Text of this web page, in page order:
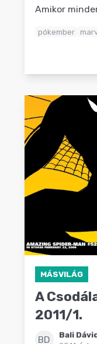
Amikor
pókember
MÁSVILÁG
A
2011/1.
BD
Bali